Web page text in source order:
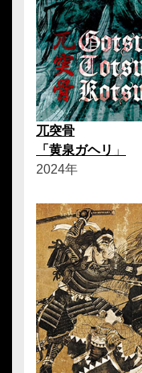
兀突骨
「黄泉ガヘリ 」
2024年